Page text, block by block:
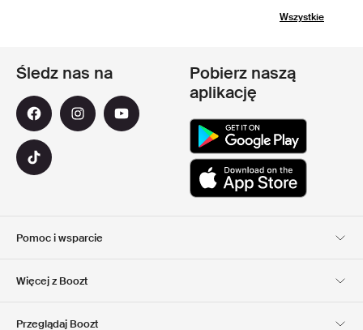
Wszystkie
Pomoc i wsparcie
Więcej z Boozt
Przeglądaj Boozt
Śledz nas na
Pobierz naszą
aplikację